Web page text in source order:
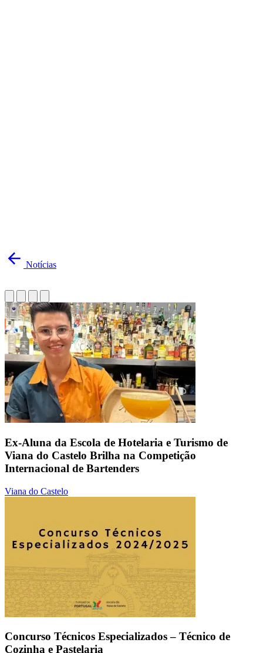
Notícias
Ex-Aluna da Escola de Hotelaria e Turismo de
Viana do Castelo Brilha na Competição
Internacional de Bartenders
Viana do Castelo
Concurso Técnicos Especializados – Técnico de
Cozinha e Pastelaria